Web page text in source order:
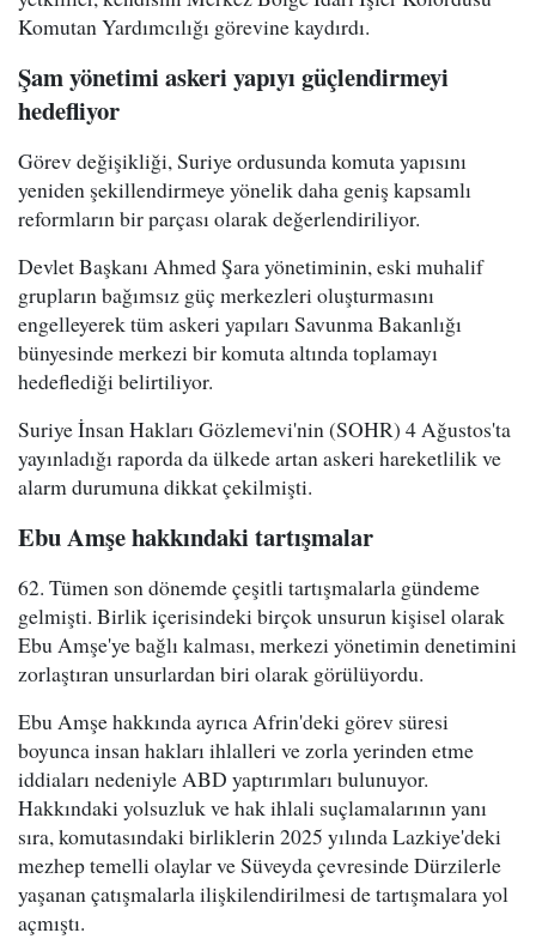
Komutan Yardımcılığı görevine kaydırdı.
Şam yönetimi askeri yapıyı güçlendirmeyi
hedefliyor
Görev değişikliği, Suriye ordusunda komuta yapısını
yeniden şekillendirmeye yönelik daha geniş kapsamlı
reformların bir parçası olarak değerlendiriliyor.
Devlet Başkanı Ahmed Şara yönetiminin, eski muhalif
grupların bağımsız güç merkezleri oluşturmasını
engelleyerek tüm askeri yapıları Savunma Bakanlığı
bünyesinde merkezi bir komuta altında toplamayı
hedeflediği belirtiliyor.
Suriye İnsan Hakları Gözlemevi'nin (SOHR) 4 Ağustos'ta
yayınladığı raporda da ülkede artan askeri hareketlilik ve
alarm durumuna dikkat çekilmişti.
Ebu Amşe hakkındaki tartışmalar
62. Tümen son dönemde çeşitli tartışmalarla gündeme
gelmişti. Birlik içerisindeki birçok unsurun kişisel olarak
Ebu Amşe'ye bağlı kalması, merkezi yönetimin denetimini
zorlaştıran unsurlardan biri olarak görülüyordu.
Ebu Amşe hakkında ayrıca Afrin'deki görev süresi
boyunca insan hakları ihlalleri ve zorla yerinden etme
iddiaları nedeniyle ABD yaptırımları bulunuyor.
Hakkındaki yolsuzluk ve hak ihlali suçlamalarının yanı
sıra, komutasındaki birliklerin 2025 yılında Lazkiye'deki
mezhep temelli olaylar ve Süveyda çevresinde Dürzilerle
yaşanan çatışmalarla ilişkilendirilmesi de tartışmalara yol
açmıştı.